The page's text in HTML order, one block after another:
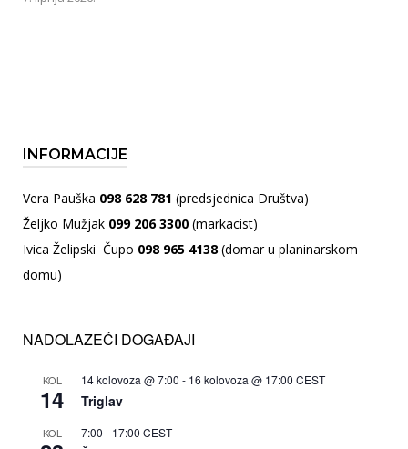
INFORMACIJE
Vera Pauška 098 628 781 (predsjednica Društva)
Željko Mužjak 099 206 3300 (markacist)
Ivica Želipski Čupo 098 965 4138 (domar u planinarskom
domu)
NADOLAZEĆI DOGAĐAJI
KOL
14
14 kolovoza @ 7:00 - 16 kolovoza @ 17:00 CEST
Triglav
KOL 7:00 - 17:00 CEST